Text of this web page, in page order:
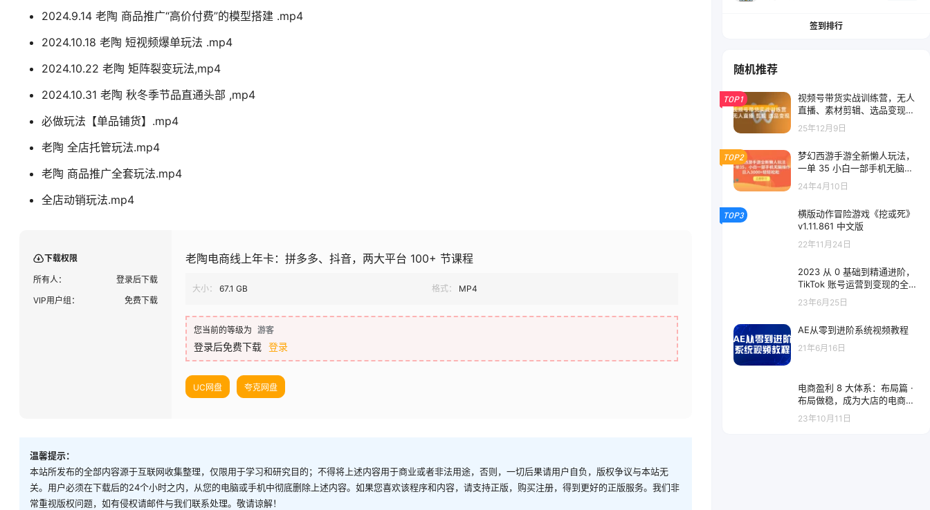
2024.9.14 老陶 商品推广“高价付费”的模型搭建 .mp4
2024.10.18 老陶 短视频爆单玩法 .mp4
2024.10.22 老陶 矩阵裂变玩法,mp4
2024.10.31 老陶 秋冬季节品直通头部 ,mp4
必做玩法【单品铺货】.mp4
老陶 全店托管玩法.mp4
老陶 商品推广全套玩法.mp4
全店动销玩法.mp4
下载权限
所有人：
登录后下载
VIP用户组：
免费下载
老陶电商线上年卡：拼多多、抖音，两大平台 100+ 节课程
大小： 67.1 GB 格式： MP4
您当前的等级为 游客
登录后免费下载 登录
UC网盘 夸克网盘
温馨提示：
本站所发布的全部内容源于互联网收集整理，仅限用于学习和研究目的；不得将上述内容用于商业或者非法用途，否则，一切后果请用户自负，版权争议与本站无
关。用户必须在下载后的24个小时之内，从您的电脑或手机中彻底删除上述内容。如果您喜欢该程序和内容，请支持正版，购买注册，得到更好的正版服务。我们非
常重视版权问题，如有侵权请邮件与我们联系处理。敬请谅解！
签到排行
随机推荐
TOP1
视频号带货实战训练营，无人
直播、素材剪辑、选品变现，
新手在家创业月入 5 万+
25年12月9日
TOP2
梦幻西游手游全新懒人玩法，
一单 35 小白一部手机无脑操
作，日入 3000+ 轻轻松松
24年4月10日
TOP3
横版动作冒险游戏《挖或死》
v1.11.861 中文版
22年11月24日
2023 从 0 基础到精通进阶，
TikTok 账号运营到变现的全流
程出海模式培训
23年6月25日
AE从零到进阶系统视频教程
21年6月16日
电商盈利 8 大体系：布局篇 ·
布局做稳，成为大店的电商布
局线上课（ 16 节课）
23年10月11日